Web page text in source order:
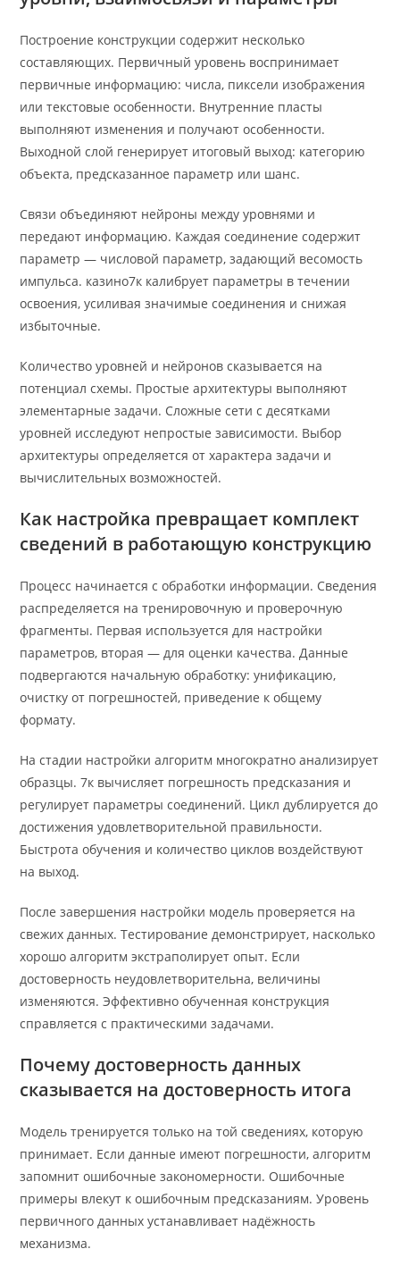
Построение конструкции содержит несколько
составляющих. Первичный уровень воспринимает
первичные информацию: числа, пиксели изображения
или текстовые особенности. Внутренние пласты
выполняют изменения и получают особенности.
Выходной слой генерирует итоговый выход: категорию
объекта, предсказанное параметр или шанс.
Связи объединяют нейроны между уровнями и
передают информацию. Каждая соединение содержит
параметр — числовой параметр, задающий весомость
импульса. казино7к калибрует параметры в течении
освоения, усиливая значимые соединения и снижая
избыточные.
Количество уровней и нейронов сказывается на
потенциал схемы. Простые архитектуры выполняют
элементарные задачи. Сложные сети с десятками
уровней исследуют непростые зависимости. Выбор
архитектуры определяется от характера задачи и
вычислительных возможностей.
Как настройка превращает комплект
сведений в работающую конструкцию
Процесс начинается с обработки информации. Сведения
распределяется на тренировочную и проверочную
фрагменты. Первая используется для настройки
параметров, вторая — для оценки качества. Данные
подвергаются начальную обработку: унификацию,
очистку от погрешностей, приведение к общему
формату.
На стадии настройки алгоритм многократно анализирует
образцы. 7к вычисляет погрешность предсказания и
регулирует параметры соединений. Цикл дублируется до
достижения удовлетворительной правильности.
Быстрота обучения и количество циклов воздействуют
на выход.
После завершения настройки модель проверяется на
свежих данных. Тестирование демонстрирует, насколько
хорошо алгоритм экстраполирует опыт. Если
достоверность неудовлетворительна, величины
изменяются. Эффективно обученная конструкция
справляется с практическими задачами.
Почему достоверность данных
сказывается на достоверность итога
Модель тренируется только на той сведениях, которую
принимает. Если данные имеют погрешности, алгоритм
запомнит ошибочные закономерности. Ошибочные
примеры влекут к ошибочным предсказаниям. Уровень
первичного данных устанавливает надёжность
механизма.